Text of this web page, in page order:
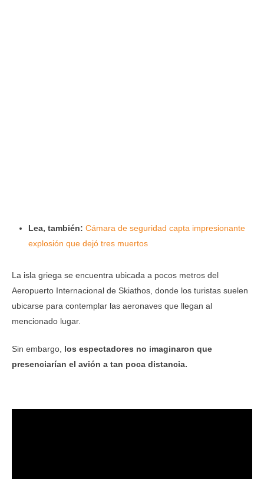
Lea, también: Cámara de seguridad capta impresionante
explosión que dejó tres muertos
La isla griega se encuentra ubicada a pocos metros del
Aeropuerto Internacional de Skiathos, donde los turistas suelen
ubicarse para contemplar las aeronaves que llegan al
mencionado lugar.
Sin embargo, los espectadores no imaginaron que
presenciarían el avión a tan poca distancia.